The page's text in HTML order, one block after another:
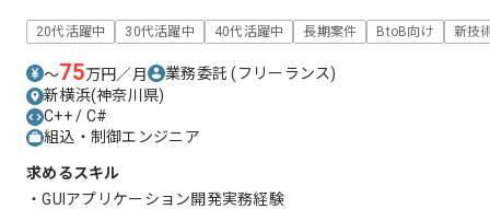
20代活躍中 30代活躍中 40代活躍中 長期案件 BtoB向け 新技
〜75万円／月 業務委託(フリーランス)
新横浜(神奈川県)
C++ / C#
組込・制御エンジニア
求めるスキル
・GUIアプリケーション開発実務経験